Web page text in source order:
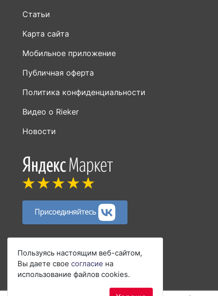
Статьи
Карта сайта
Мобильное приложение
Публичная оферта
Политика конфиденциальности
Видео о Rieker
Новости
Присоединяйтесь
Пользуясь настоящим веб-сайтом,
Вы даете свое согласие на
использование файлов cookies.